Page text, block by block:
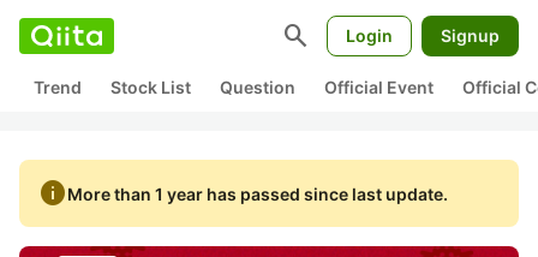
search Login Signup
Trend Stock List Question Official Event Official
infoMore than 1 year has passed since last update.